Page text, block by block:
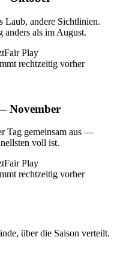
Laub, andere Sichtlinien.
anders als im August.
Fair Play
rechtzeitig vorher
November
Tag gemeinsam aus —
voll ist.
Fair Play
rechtzeitig vorher
über die Saison verteilt.